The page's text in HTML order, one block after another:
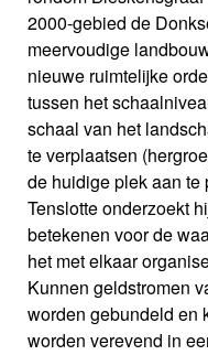
2000-gebied de
meervoudige
nieuwe ruimtelijke
tussen het
schaal van het
te verplaatsen
de huidige plek aan te
Tenslotte onderzoekt
betekenen voor de
het met elkaar
Kunnen geldstromen
worden gebundeld en
worden verevend in